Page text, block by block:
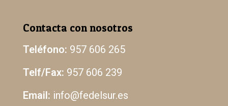
Contacta con nosotros
Teléfono: 957 606 265
Telf/Fax: 957 606 239
Email: info@fedelsur.es